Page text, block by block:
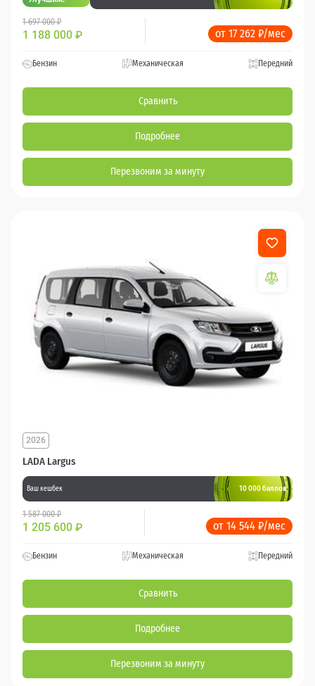
1 697 000 ₽
1 188 000 ₽ от 17 262 ₽/мес
Бензин Механическая Передний
Сравнить
Подробнее
Перезвоним за минуту
LADA Largus
2026
Ваш кешбек 10 000 баллов
1 587 000 ₽
1 205 600 ₽ от 14 544 ₽/мес
Бензин Механическая Передний
Сравнить
Подробнее
Перезвоним за минуту